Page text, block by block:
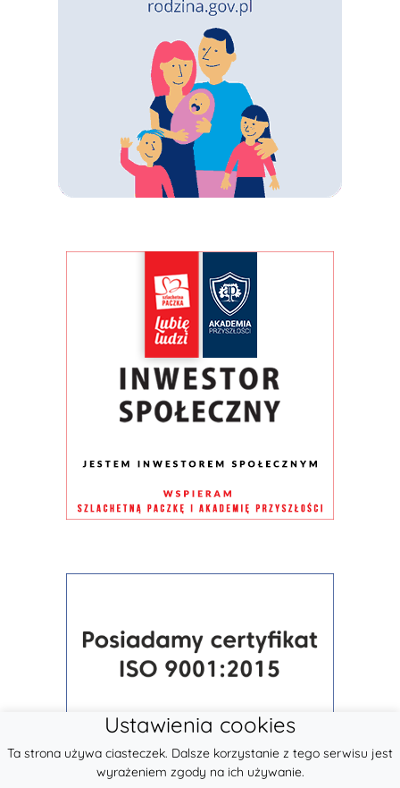
Ustawienia cookies
Ta strona używa ciasteczek. Dalsze korzystanie z tego serwisu jest
wyrażeniem zgody na ich używanie.